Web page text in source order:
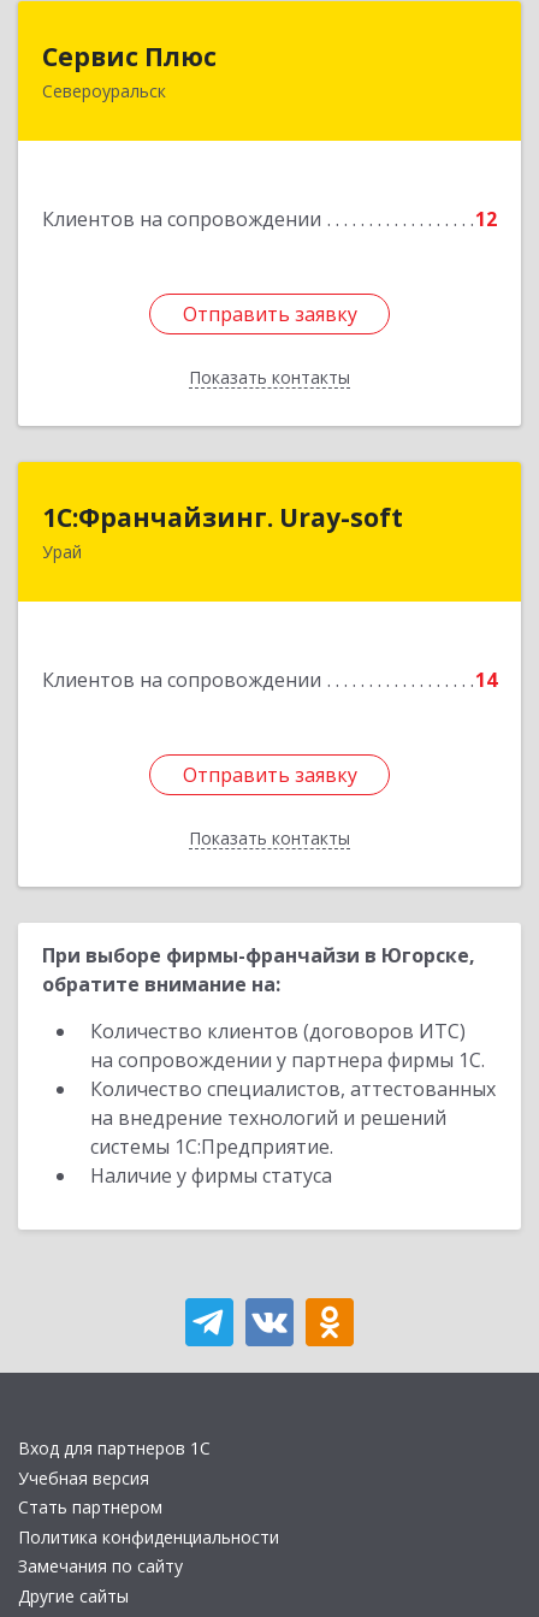
Сервис Плюс
Североуральск
Клиентов на сопровождении 12
Отправить заявку
Показать контакты
624480, Свердловская обл, Североуральск г,
Отправить заявку
Назад
1С:Франчайзинг. Uray-soft
Урай
Клиентов на сопровождении 14
Отправить заявку
Показать контакты
1С:Франчайзинг. Uray-soft
628284, Ханты-Мансийский Автономный округ
Отправить заявку
Назад
При выборе фирмы-франчайзи в Югорске,
обратите внимание на:
Количество клиентов (договоров ИТС)
на сопровождении у партнера фирмы 1С.
Количество специалистов, аттестованных
на внедрение технологий и решений
системы 1С:Предприятие.
Наличие у фирмы статуса
Вход для партнеров 1С
Учебная версия
Стать партнером
Политика конфиденциальности
Замечания по сайту
Другие сайты